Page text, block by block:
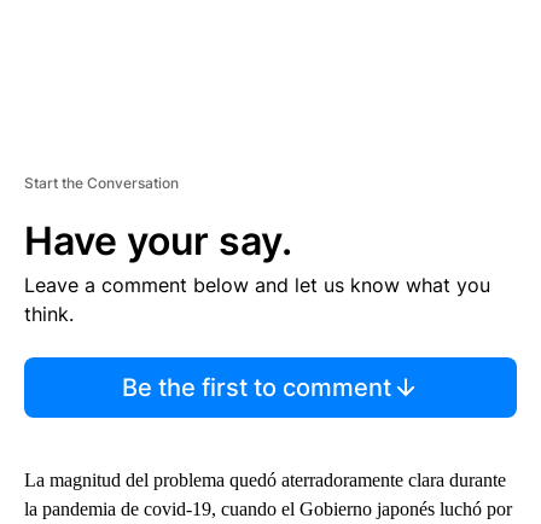
Start the Conversation
Have your say.
Leave a comment below and let us know what you
think.
Be the first to comment
La magnitud del problema quedó aterradoramente clara durante
la pandemia de covid-19, cuando el Gobierno japonés luchó por